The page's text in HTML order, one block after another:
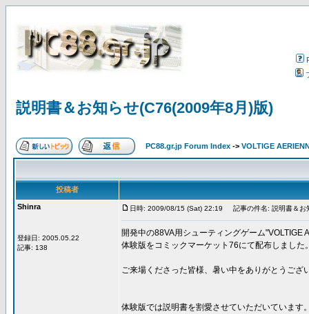
説明書＆お知らせ(C76(2009年8月)版)
PC88.gr.jp Forum Index -> VOLTIGE
投稿者
Shinra
登録日: 2005.05.22
記事: 138
日時: 2009/08/15 (Sat) 22:19 記事の件名: 説明書＆お
開発中の88VA用シューティングゲーム"VOLTIGE
体験版をコミックマーケット76にて配布しました
ご来場くださった皆様、暑い中をありがとうござ
体験版では説明書を割愛させていただいています